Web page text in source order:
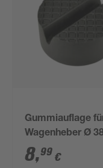
Gummiauflage
Wagenheber Ø
mm
8,99 €